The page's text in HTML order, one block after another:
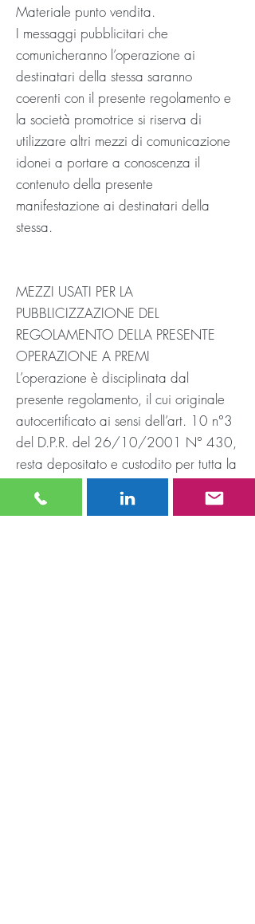
Materiale punto vendita.
I messaggi pubblicitari che
comunicheranno l’operazione ai
destinatari della stessa saranno
coerenti con il presente regolamento e
la società promotrice si riserva di
utilizzare altri mezzi di comunicazione
idonei a portare a conoscenza il
contenuto della presente
manifestazione ai destinatari della
stessa.
MEZZI USATI PER LA
PUBBLICIZZAZIONE DEL
REGOLAMENTO DELLA PRESENTE
OPERAZIONE A PREMI
L’operazione è disciplinata dal
presente regolamento, il cui originale
autocertificato ai sensi dell’art. 10 n°3
del D.P.R. del 26/10/2001 N° 430,
resta depositato e custodito per tutta la
mesi successivi alla sua conclusione